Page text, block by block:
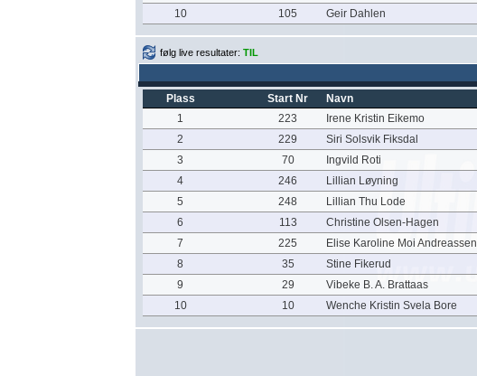
10
105 Geir Dahlen
følg live resultater: TIL
Plass Start Nr Navn
1
223 Irene Kristin Eikemo
2
229 Siri Solsvik Fiksdal
3
70 Ingvild Roti
4
246 Lillian Løyning
5
248 Lillian Thu Lode
6
113 Christine Olsen-Hagen
7
225 Elise Karoline Moi Andreassen
8
35 Stine Fikerud
9
29 Vibeke B. A. Brattaas
10
10 Wenche Kristin Svela Bore